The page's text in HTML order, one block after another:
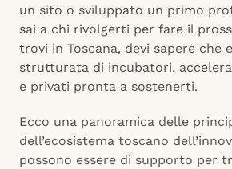
un sito o sviluppato un primo
sai a chi rivolgerti per fare il
trovi in Toscana, devi sapere che
strutturata di incubatori,
e privati pronta a sostenerti.
Ecco una panoramica delle
dell’ecosistema toscano
possono essere di supporto per